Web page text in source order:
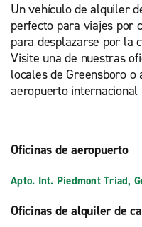
Un vehículo de alquiler
perfecto para viajes por
para desplazarse por la
Visite una de nuestras
locales de Greensboro
aeropuerto internacional
Oficinas de aeropuerto
Apto. Int. Piedmont Triad,
Oficinas de alquiler de